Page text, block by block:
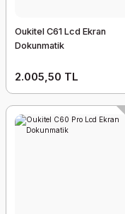
Oukitel C61 Lcd Ekran
Dokunmatik
2.005,50 TL